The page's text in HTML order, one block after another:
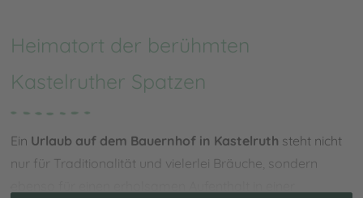
Heimatort der berühmten
Kastelruther Spatzen
Ein Urlaub auf dem Bauernhof in Kastelruth steht nicht
nur für Traditionalität und vielerlei Bräuche, sondern